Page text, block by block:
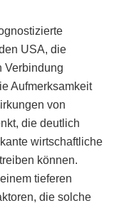
USA, die
Verbindung
Aufmerksamkeit
von
die deutlich
wirtschaftliche
können.
tieferen
die solche